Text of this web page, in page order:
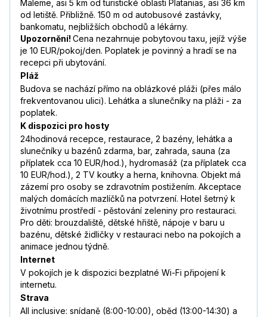
Maleme, asi 5 km od turistické oblasti Platanias, asi 36 km
od letiště. Přibližně. 150 m od autobusové zastávky,
bankomatu, nejbližších obchodů a lékárny.
Upozornění! Cena nezahrnuje pobytovou taxu, jejíž výše
je 10 EUR/pokoj/den. Poplatek je povinný a hradí se na
recepci při ubytování.
Pláž
Budova se nachází přímo na oblázkové pláži (přes málo
frekventovanou ulici). Lehátka a slunečníky na pláži - za
poplatek.
K dispozici pro hosty
24hodinová recepce, restaurace, 2 bazény, lehátka a
slunečníky u bazénů zdarma, bar, zahrada, sauna (za
příplatek cca 10 EUR/hod.), hydromasáž (za příplatek cca
10 EUR/hod.), 2 TV koutky a herna, knihovna. Objekt má
zázemí pro osoby se zdravotním postižením. Akceptace
malých domácích mazlíčků na potvrzení. Hotel šetrný k
životnímu prostředí - pěstování zeleniny pro restauraci.
Pro děti: brouzdaliště, dětské hřiště, nápoje v baru u
bazénu, dětské židličky v restauraci nebo na pokojích a
animace jednou týdně.
Internet
V pokojích je k dispozici bezplatné Wi-Fi připojení k
internetu.
Strava
All inclusive: snídaně (8:00-10:00), oběd (13:00-14:30) a